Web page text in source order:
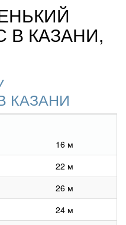
В КАЗАНИ,
КАЗАНИ
16 м
22 м
26 м
24 м